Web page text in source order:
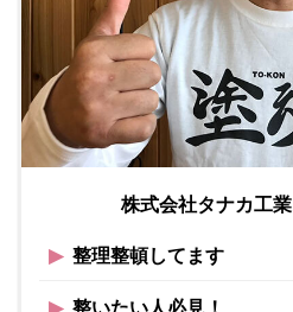
株式会社タナカ工業
▶︎ 整理整頓してます